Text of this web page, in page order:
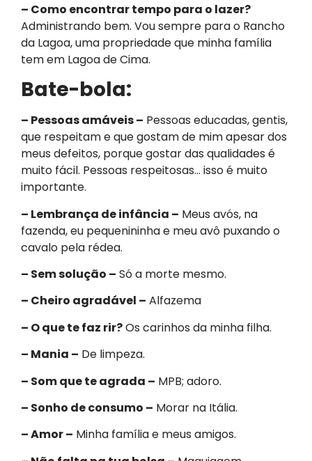
– Como encontrar tempo para o lazer?
Administrando bem. Vou sempre para o Rancho
da Lagoa, uma propriedade que minha família
tem em Lagoa de Cima.
Bate-bola:
– Pessoas amáveis – Pessoas educadas, gentis,
que respeitam e que gostam de mim apesar dos
meus defeitos, porque gostar das qualidades é
muito fácil. Pessoas respeitosas… isso é muito
importante.
– Lembrança de infância – Meus avós, na
fazenda, eu pequenininha e meu avô puxando o
cavalo pela rédea.
– Sem solução – Só a morte mesmo.
– Cheiro agradável – Alfazema
– O que te faz rir?Os carinhos da minha filha.
– Mania – De limpeza.
– Som que te agrada – MPB; adoro.
– Sonho de consumo – Morar na Itália.
– Amor – Minha família e meus amigos.